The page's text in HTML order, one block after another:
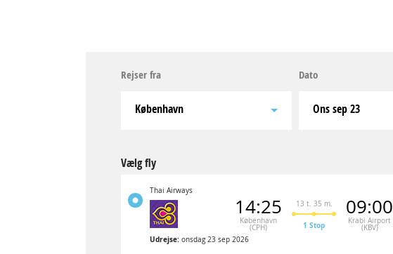
Rejser fra
København
Dato
ons sep 23
Vælg fly
Thai Airways
14:25
København
(CPH)
13 t. 35 m.
1 Stop
09:00
Krabi Airport
(KBV)
Udrejse: onsdag 23 sep 2026